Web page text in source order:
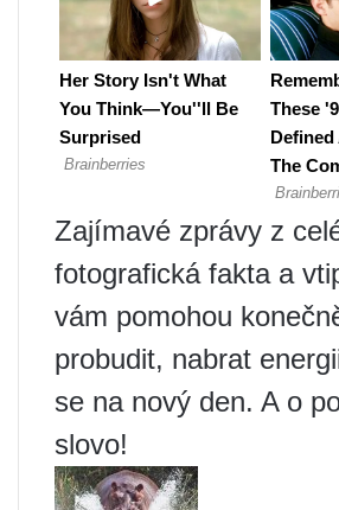
Zajímavé zprávy z
fotografická fakta a
vám pomohou
probudit, nabrat
se na nový den. A o
slovo!